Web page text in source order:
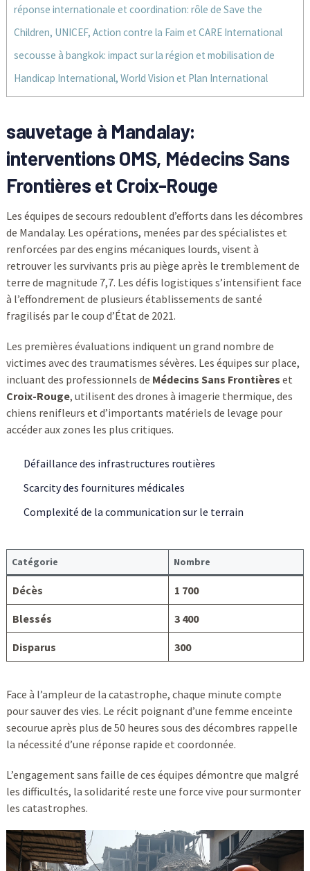
réponse internationale et coordination: rôle de Save the
Children, UNICEF, Action contre la Faim et CARE International
secousse à bangkok: impact sur la région et mobilisation de
Handicap International, World Vision et Plan International
sauvetage à Mandalay:
interventions OMS, Médecins Sans
Frontières et Croix-Rouge
Les équipes de secours redoublent d’efforts dans les décombres
de Mandalay. Les opérations, menées par des spécialistes et
renforcées par des engins mécaniques lourds, visent à
retrouver les survivants pris au piège après le tremblement de
terre de magnitude 7,7. Les défis logistiques s’intensifient face
à l’effondrement de plusieurs établissements de santé
fragilisés par le coup d’État de 2021.
Les premières évaluations indiquent un grand nombre de
victimes avec des traumatismes sévères. Les équipes sur place,
incluant des professionnels de Médecins Sans Frontières et
Croix-Rouge, utilisent des drones à imagerie thermique, des
chiens renifleurs et d’importants matériels de levage pour
accéder aux zones les plus critiques.
Défaillance des infrastructures routières
Scarcity des fournitures médicales
Complexité de la communication sur le terrain
Catégorie Nombre
Décès 1 700
Blessés 3 400
Disparus 300
Face à l’ampleur de la catastrophe, chaque minute compte
pour sauver des vies. Le récit poignant d’une femme enceinte
secourue après plus de 50 heures sous des décombres rappelle
la nécessité d’une réponse rapide et coordonnée.
L’engagement sans faille de ces équipes démontre que malgré
les difficultés, la solidarité reste une force vive pour surmonter
les catastrophes.